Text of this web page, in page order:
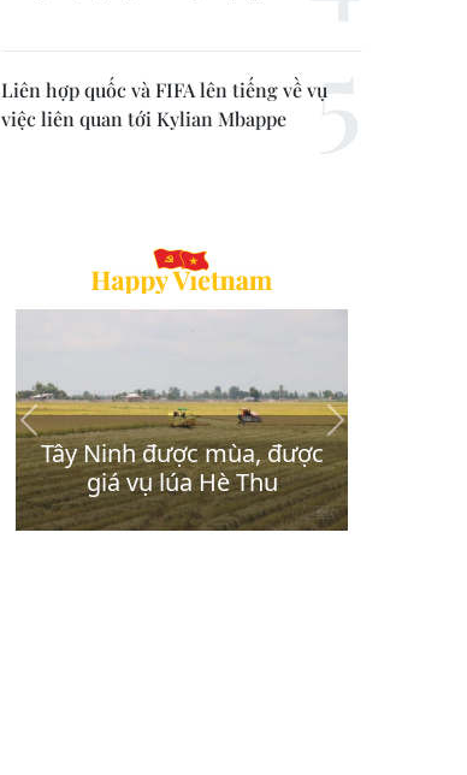
Liên hợp quốc và FIFA lên tiếng về vụ
việc liên quan tới Kylian Mbappe